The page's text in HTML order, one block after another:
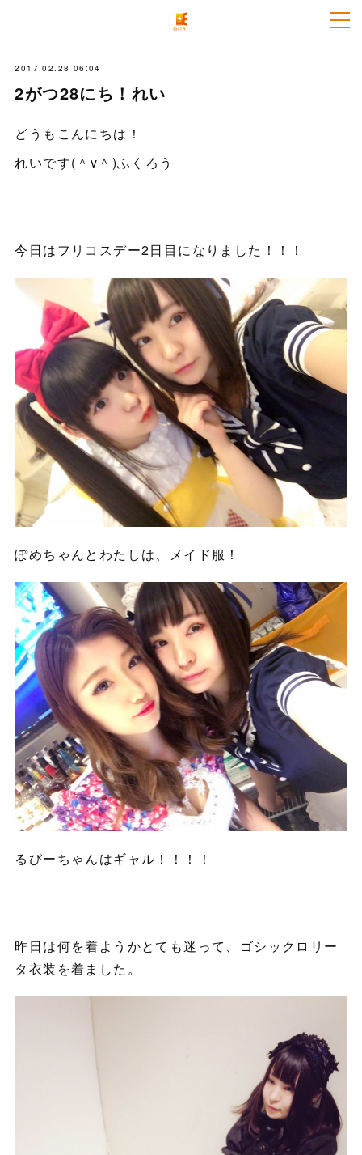
2017.02.28 06:04
2がつ28にち！れい
どうもこんにちは！
れいです(＾v＾)ふくろう
今日はフリコスデー2日目になりました！！！
ぽめちゃんとわたしは、メイド服！
るびーちゃんはギャル！！！！
昨日は何を着ようかとても迷って、ゴシックロリー
タ衣装を着ました。